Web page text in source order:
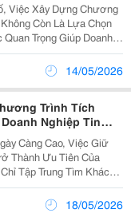
Việc Xây Dựng Chương
Còn Là Lựa Chọn
Trọng Giúp Doanh
Và Tăng Trưởng Doanh
Tích Điểm Hiện Nay
14/05/2026
Trình Tích
Nghiệp Tin
Càng Cao, Việc Giữ
Thành Ưu Tiên Của
Tập Trung Tìm Khách
Pháp Phổ Biến Hiện
Tích Điểm Khách18/05/2026